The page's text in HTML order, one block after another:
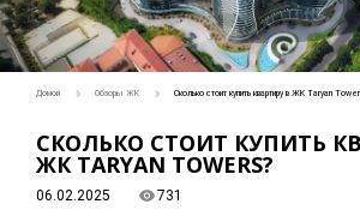
Домой Обзоры ЖК Сколько стоит купить квартиру в ЖК Taryan
СКОЛЬКО СТОИТ КУПИТЬ
ЖК TARYAN TOWERS?
06.02.2025 731